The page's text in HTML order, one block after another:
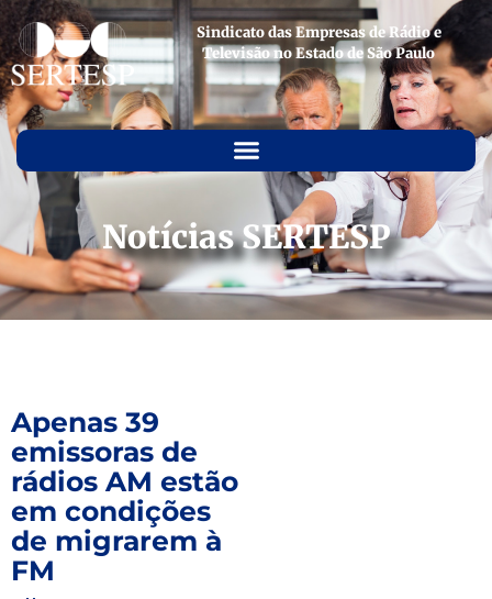
Sindicato das Empresas de Rádio e
Televisão no Estado de São Paulo
Notícias SERTESP
Apenas 39
emissoras de
rádios AM estão
em condições
de migrarem à
FM